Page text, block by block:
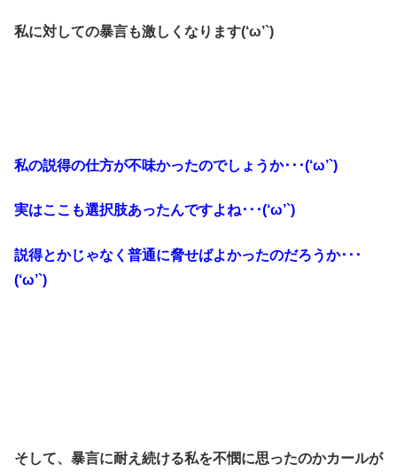
私に対しての暴言も激しくなります(‘ω’`)
私の説得の仕方が不味かったのでしょうか･･･(‘ω’`)
実はここも選択肢あったんですよね･･･(‘ω’`)
説得とかじゃなく普通に脅せばよかったのだろうか･･･
(‘ω’`)
そして、暴言に耐え続ける私を不憫に思ったのかカールが